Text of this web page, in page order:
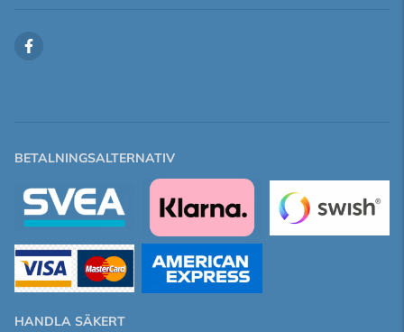
BETALNINGSALTERNATIV
HANDLA SÄKERT